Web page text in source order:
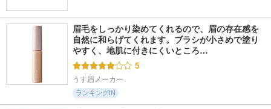
眉毛をしっかり染めてくれるので、眉の存在感を
自然に和らげてくれます。ブラシが小さめで塗り
やすく、地肌に付きにくいところ…
5
うす眉メーカー
ランキングIN